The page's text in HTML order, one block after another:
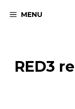
MENU
RED3